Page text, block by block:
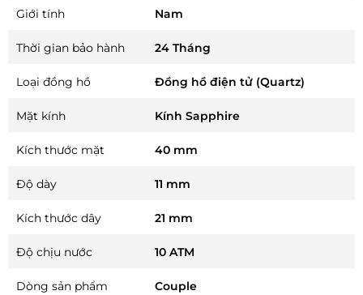
Giới tính Nam
Thời gian bảo hành 24 Tháng
Loại đồng hồ Đồng hồ điện tử (Quartz)
Mặt kính Kính Sapphire
Kích thước mặt 40 mm
Độ dày 11 mm
Kích thước dây 21 mm
Độ chịu nước 10 ATM
Dòng sản phẩm Couple